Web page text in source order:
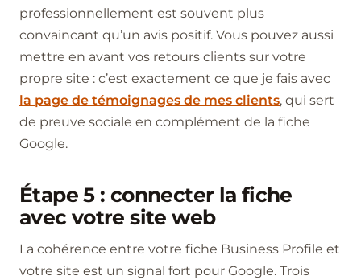
professionnellement est souvent plus
convaincant qu’un avis positif. Vous pouvez aussi
mettre en avant vos retours clients sur votre
propre site : c’est exactement ce que je fais avec
la page de témoignages de mes clients, qui sert
de preuve sociale en complément de la fiche
Google.
Étape 5 : connecter la fiche
avec votre site web
La cohérence entre votre fiche Business Profile et
votre site est un signal fort pour Google. Trois